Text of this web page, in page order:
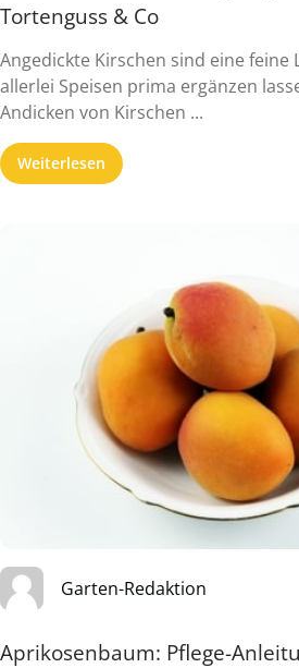
Tortenguss & Co
Angedickte Kirschen sind eine feine
allerlei Speisen prima ergänzen
Andicken von Kirschen ...
Weiterlesen
Garten-Redaktion
Aprikosenbaum: Pflege-